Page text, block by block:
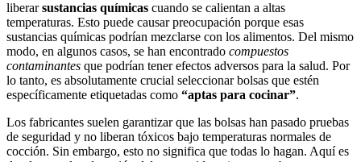
liberarsustancias químicas cuando se calientan a altas
⁢temperaturas. Esto puede ‍causar preocupación porque ‌esas
sustancias⁣ químicas podrían⁣ mezclarse ⁣con los alimentos.⁤ Del mismo
modo, en algunos casos, ⁣se han encontrado compuestos⁢
contaminantes que podrían tener ⁣efectos adversos para la salud. Por
⁤lo tanto, es absolutamente crucial ‌seleccionar bolsas que‌ estén
específicamente‌ etiquetadas‌ como “aptas para cocinar”.
Los fabricantes ⁢suelen garantizar que las bolsas han pasado pruebas
de seguridad y no liberan tóxicos bajo temperaturas normales de
‍cocción.⁣ Sin embargo, esto‌ no significa que todas ‍lo ⁤hagan. ‌Aquí es​